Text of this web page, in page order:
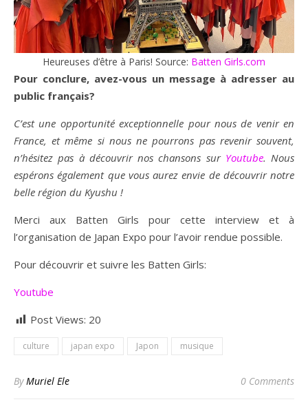
Heureuses d’être à Paris! Source: Batten Girls.com
Pour conclure, avez-vous un message à adresser au
public français?
C’est une opportunité exceptionnelle pour nous de venir en
France, et même si nous ne pourrons pas revenir souvent,
n’hésitez pas à découvrir nos chansons surYoutube. Nous
espérons également que vous aurez envie de découvrir notre
belle région du Kyushu !
Merci aux Batten Girls pour cette interview et à
l’organisation de Japan Expo pour l’avoir rendue possible.
Pour découvrir et suivre les Batten Girls:
Youtube
Post Views: 20
culture japan expo Japon musique
ByMuriel Ele 0 Comments